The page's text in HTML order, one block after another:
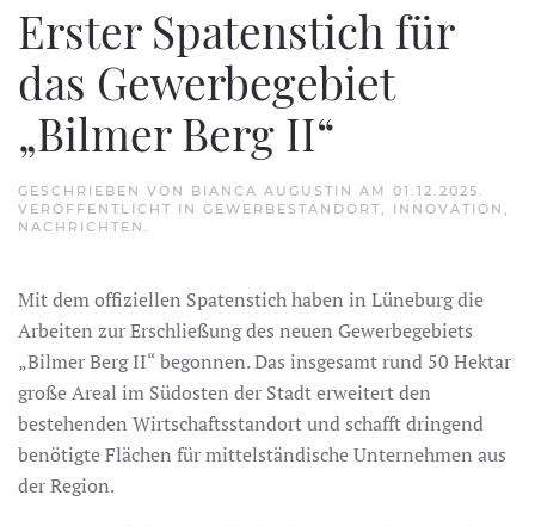
Erster Spatenstich für
das Gewerbegebiet
„Bilmer Berg II“
GESCHRIEBEN VON BIANCA AUGUSTIN AM 01.12.2025 .
VERÖFFENTLICHT IN GEWERBESTANDORT, INNOVATION ,
NACHRICHTEN .
Mit dem offiziellen Spatenstich haben in Lüneburg die
Arbeiten zur Erschließung des neuen Gewerbegebiets
„Bilmer Berg II“ begonnen. Das insgesamt rund 50 Hektar
große Areal im Südosten der Stadt erweitert den
bestehenden Wirtschaftsstandort und schafft dringend
benötigte Flächen für mittelständische Unternehmen aus
der Region.